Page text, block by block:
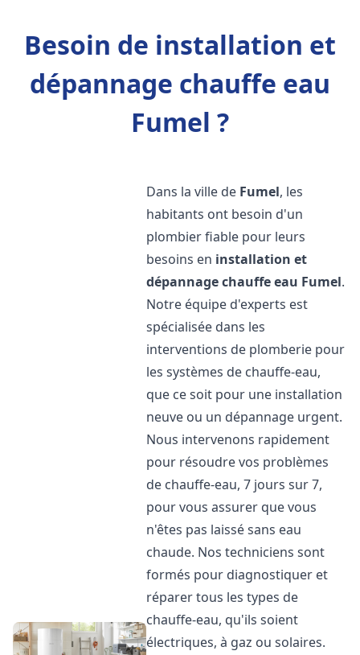
Besoin de installation et
dépannage chauffe eau
Fumel ?
Dans la ville de Fumel, les
habitants ont besoin d'un
plombier fiable pour leurs
besoins en installation et
dépannage chauffe eau Fumel.
Notre équipe d'experts est
spécialisée dans les
interventions de plomberie pour
les systèmes de chauffe-eau,
que ce soit pour une installation
neuve ou un dépannage urgent.
Nous intervenons rapidement
pour résoudre vos problèmes
de chauffe-eau, 7 jours sur 7,
pour vous assurer que vous
n'êtes pas laissé sans eau
chaude. Nos techniciens sont
formés pour diagnostiquer et
réparer tous les types de
chauffe-eau, qu'ils soient
électriques, à gaz ou solaires.